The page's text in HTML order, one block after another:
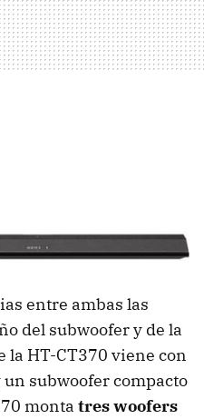
entre ambas las
del subwoofer y de la
la HT-CT370 viene con
un subwoofer compacto
monta tres woofers